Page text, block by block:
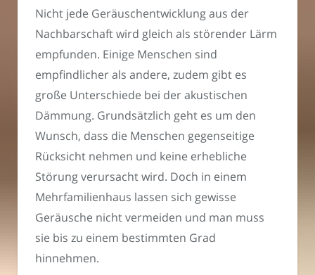
Nicht jede Geräuschentwicklung aus der
Nachbarschaft wird gleich als störender Lärm
empfunden. Einige Menschen sind
empfindlicher als andere, zudem gibt es
große Unterschiede bei der akustischen
Dämmung. Grundsätzlich geht es um den
Wunsch, dass die Menschen gegenseitige
Rücksicht nehmen und keine erhebliche
Störung verursacht wird. Doch in einem
Mehrfamilienhaus lassen sich gewisse
Geräusche nicht vermeiden und man muss
sie bis zu einem bestimmten Grad
hinnehmen.